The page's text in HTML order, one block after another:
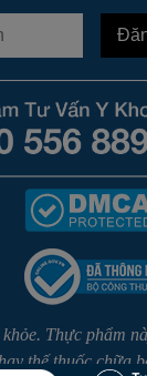
Thực phẩm
thế thuốc chữa